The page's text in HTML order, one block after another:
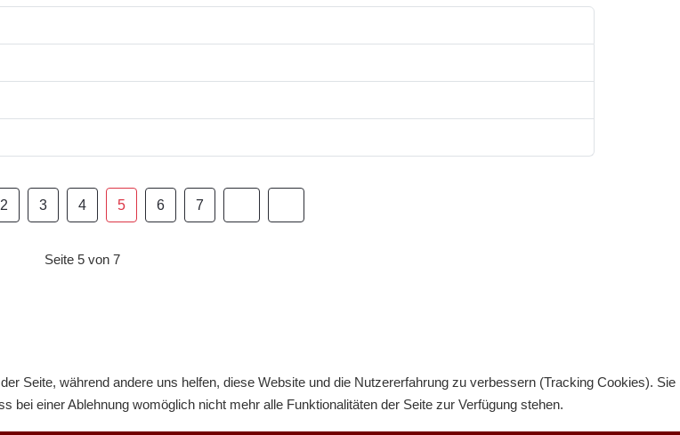
2 3 4 5 6 7
Seite 5 von 7
Seite, während andere uns helfen, diese Website und die Nutzererfahrung zu verbessern (Tracking Cookies). Sie
einer Ablehnung womöglich nicht mehr alle Funktionalitäten der Seite zur Verfügung stehen.